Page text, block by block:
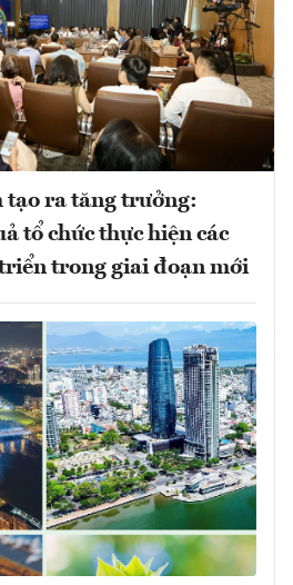
tạo ra tăng trưởng:
tổ chức thực hiện các
trong giai đoạn mới